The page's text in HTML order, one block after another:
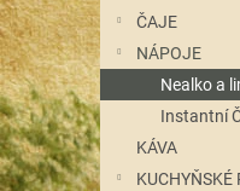
a
n
n
í
p
a
ČAJE
NÁPOJE
Nealko a
Instantní
KÁVA
KUCHYŇSKÉ